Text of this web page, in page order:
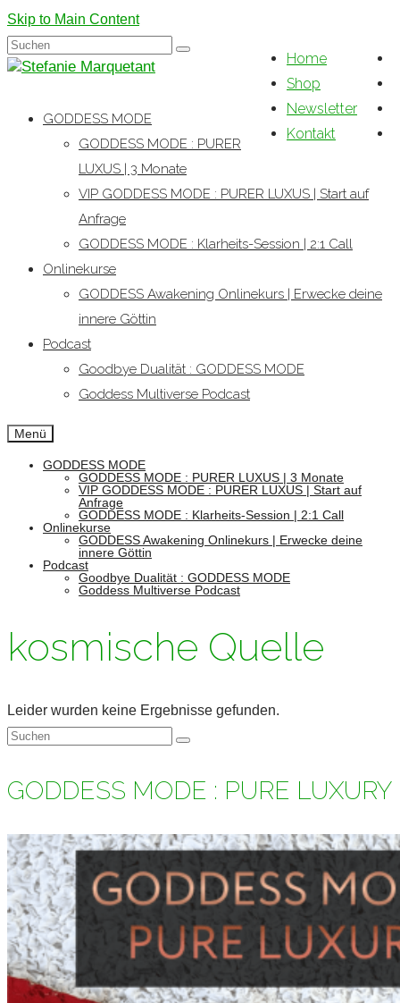
Skip to Main Content
Home
Shop
Newsletter
Kontakt
Suchen
nach:
GODDESS MODE
GODDESS MODE : PURER
LUXUS | 3 Monate
VIP GODDESS MODE : PURER LUXUS | Start auf
Anfrage
GODDESS MODE : Klarheits-Session | 2:1 Call
Onlinekurse
GODDESS Awakening Onlinekurs | Erwecke deine
innere Göttin
Podcast
Goodbye Dualität : GODDESS MODE
Goddess Multiverse Podcast
Menü
GODDESS MODE
GODDESS MODE : PURER LUXUS | 3 Monate
VIP GODDESS MODE : PURER LUXUS | Start auf
Anfrage
GODDESS MODE : Klarheits-Session | 2:1 Call
Onlinekurse
GODDESS Awakening Onlinekurs | Erwecke deine
innere Göttin
Podcast
Goodbye Dualität : GODDESS MODE
Goddess Multiverse Podcast
kosmische Quelle
Leider wurden keine Ergebnisse gefunden.
Suchen
GODDESS MODE : PURE LUXURY